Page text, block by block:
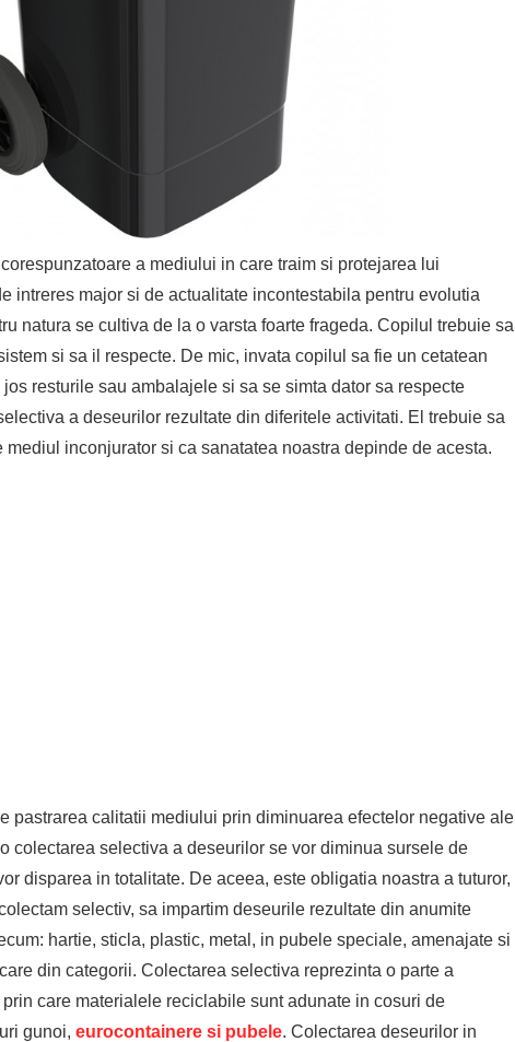
a mediului in care traim si protejarea lui
intreres major si de actualitate incontestabila pentru evolutia
natura se cultiva de la o varsta foarte frageda. Copilul trebuie sa
si sa il respecte. De mic, invata copilul sa fie un cetatean
resturile sau ambalajele si sa se simta dator sa respecte
a deseurilor rezultate din diferitele activitati. El trebuie sa
inconjurator si ca sanatatea noastra depinde de acesta.
pastrarea calitatii mediului prin diminuarea efectelor negative ale
colectarea selectiva a deseurilor se vor diminua sursele de
disparea in totalitate. De aceea, este obligatia noastra a tuturor,
selectiv, sa impartim deseurile rezultate din anumite
hartie, sticla, plastic, metal, in pubele speciale, amenajate si
din categorii. Colectarea selectiva reprezinta o parte a
care materialele reciclabile sunt adunate in cosuri de
gunoi, eurocontainere si pubele. Colectarea deseurilor in